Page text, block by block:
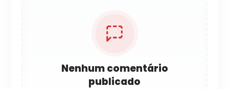
Nenhum comentário
publicado